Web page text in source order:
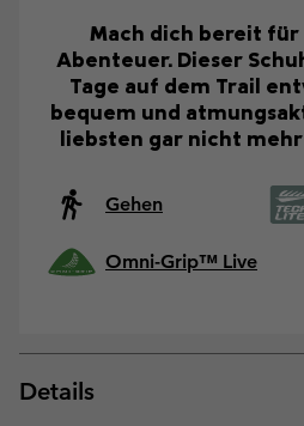
Mach dich bereit für
Abenteuer. Dieser
Tage auf dem Trail
bequem und
liebsten gar nicht
Gehen
Omni-Grip™ Live
Details